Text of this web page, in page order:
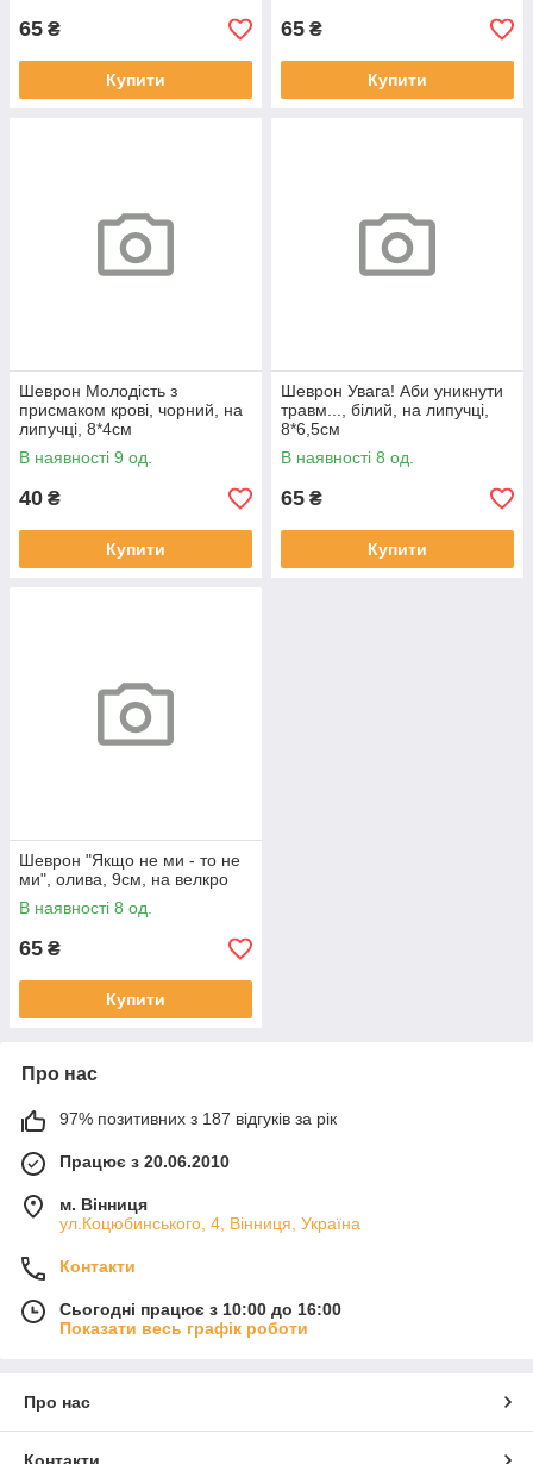
65 ₴
Купити
65 ₴
Купити
Шеврон Молодість з
присмаком крові, чорний, на
липучці, 8*4см
В наявності 9 од.
40 ₴
Купити
Шеврон Увага! Аби уникнути
травм..., білий, на липучці,
8*6,5см
В наявності 8 од.
65 ₴
Купити
Шеврон "Якщо не ми - то не
ми", олива, 9см, на велкро
В наявності 8 од.
65 ₴
Купити
Про нас
97% позитивних з 187 відгуків за рік
Працює з 20.06.2010
м. Вінниця
ул.Коцюбинського, 4, Вінниця, Україна
Контакти
Сьогодні працює з 10:00 до 16:00
Показати весь графік роботи
Про нас